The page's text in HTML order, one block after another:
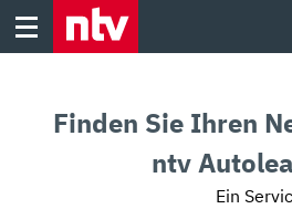
Skip
Finden Sie Ihren
ntv
Ein